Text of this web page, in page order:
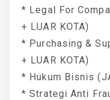
* Legal For
+ LUAR KOTA)
* Purchasing &
+ LUAR KOTA)
* Hukum Bisnis
* Strategi Anti